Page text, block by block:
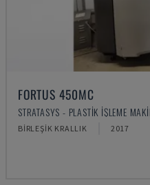
FORTUS 450MC
STRATASYS - PLASTIK IŞLEME
BIRLEŞIK KRALLIK 2017